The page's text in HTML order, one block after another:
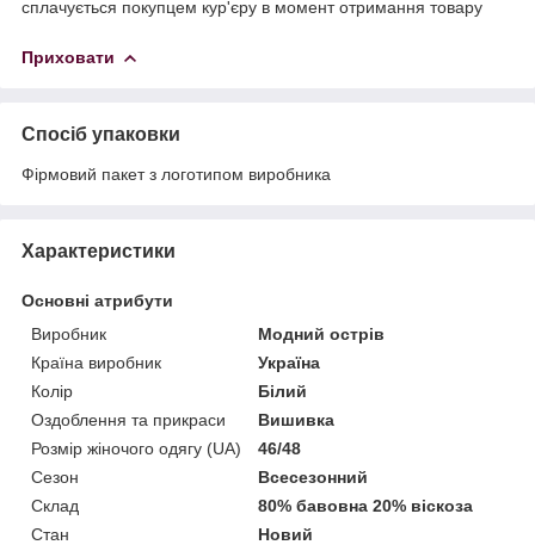
сплачується покупцем кур'єру в момент отримання товару
Приховати
Спосіб упаковки
Фірмовий пакет з логотипом виробника
Характеристики
Основні атрибути
Виробник
Модний острів
Країна виробник
Україна
Колір
Білий
Оздоблення та прикраси
Вишивка
Розмір жіночого одягу (UA)
46/48
Сезон
Всесезонний
Склад
80% бавовна 20% віскоза
Стан
Новий